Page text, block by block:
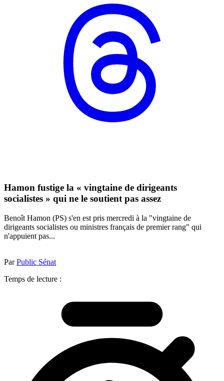
Hamon fustige la « vingtaine de dirigeants
socialistes » qui ne le soutient pas assez
Benoît Hamon (PS) s'en est pris mercredi à la "vingtaine de
dirigeants socialistes ou ministres français de premier rang" qui
n'appuient pas...
ParPublic Sénat
Temps de lecture :